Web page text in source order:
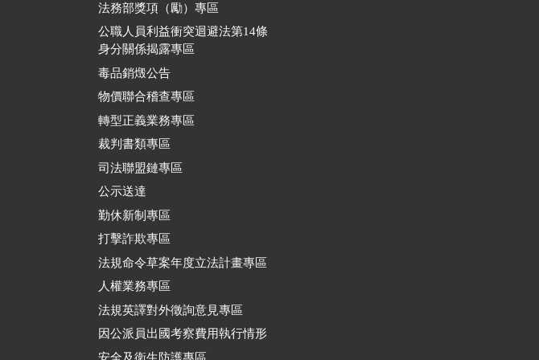
法務部獎項（勵）專區
公職人員利益衝突迴避法第14條
身分關係揭露專區
毒品銷燬公告
物價聯合稽查專區
轉型正義業務專區
裁判書類專區
司法聯盟鏈專區
公示送達
勤休新制專區
打擊詐欺專區
法規命令草案年度立法計畫專區
人權業務專區
法規英譯對外徵詢意見專區
因公派員出國考察費用執行情形
安全及衛生防護專區